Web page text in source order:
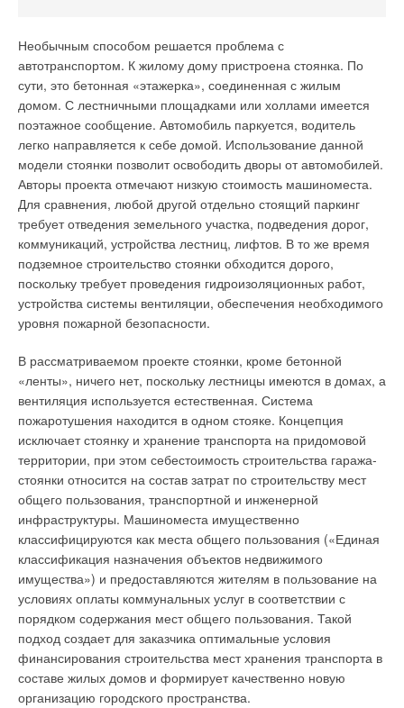
Необычным способом решается проблема с
автотранспортом. К жилому дому пристроена стоянка. По
сути, это бетонная «этажерка», соединенная с жилым
домом. С лестничными площадками или холлами имеется
поэтажное сообщение. Автомобиль паркуется, водитель
легко направляется к себе домой. Использование данной
модели стоянки позволит освободить дворы от автомобилей.
Авторы проекта отмечают низкую стоимость машиноместа.
Для сравнения, любой другой отдельно стоящий паркинг
требует отведения земельного участка, подведения дорог,
коммуникаций, устройства лестниц, лифтов. В то же время
подземное строительство стоянки обходится дорого,
поскольку требует проведения гидроизоляционных работ,
устройства системы вентиляции, обеспечения необходимого
уровня пожарной безопасности.
В рассматриваемом проекте стоянки, кроме бетонной
«ленты», ничего нет, поскольку лестницы имеются в домах, а
вентиляция используется естественная. Система
пожаротушения находится в одном стояке. Концепция
исключает стоянку и хранение транспорта на придомовой
территории, при этом себестоимость строительства гаража-
стоянки относится на состав затрат по строительству мест
общего пользования, транспортной и инженерной
инфраструктуры. Машиноместа имущественно
классифицируются как места общего пользования («Единая
классификация назначения объектов недвижимого
имущества») и предоставляются жителям в пользование на
условиях оплаты коммунальных услуг в соответствии с
порядком содержания мест общего пользования. Такой
подход создает для заказчика оптимальные условия
финансирования строительства мест хранения транспорта в
составе жилых домов и формирует качественно новую
организацию городского пространства.